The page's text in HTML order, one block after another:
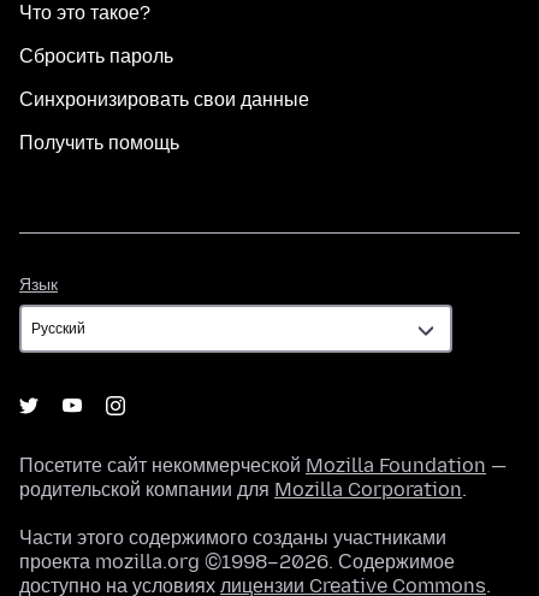
Что это такое?
Сбросить пароль
Синхронизировать свои данные
Получить помощь
Язык
Посетите сайт некоммерческой Mozilla Foundation —
родительской компании для Mozilla Corporation.
Части этого содержимого созданы участниками
проекта mozilla.org ©1998–2026. Содержимое
доступно на условиях лицензии Creative Commons.